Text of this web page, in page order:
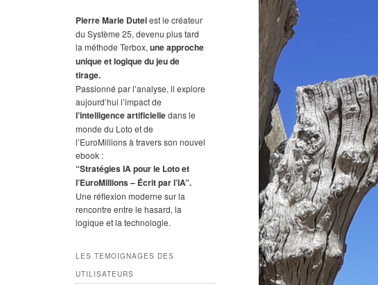
h
e
r
c
h
e
Pierre Marie Dutelest le créateur
du Système 25, devenu plus tard
la méthode Terbox, une approche
unique et logique du jeu de
tirage.
Passionné par l’analyse, il explore
aujourd’hui l’impact de
l’intelligence artificielledans le
monde du Loto et de
l’EuroMillions à travers son nouvel
ebook :
“Stratégies IA pour le Loto et
l’EuroMillions – Écrit par l’IA”.
Une réflexion moderne sur la
rencontre entre le hasard, la
logique et la technologie.
LES TEMOIGNAGES DES
UTILISATEURS